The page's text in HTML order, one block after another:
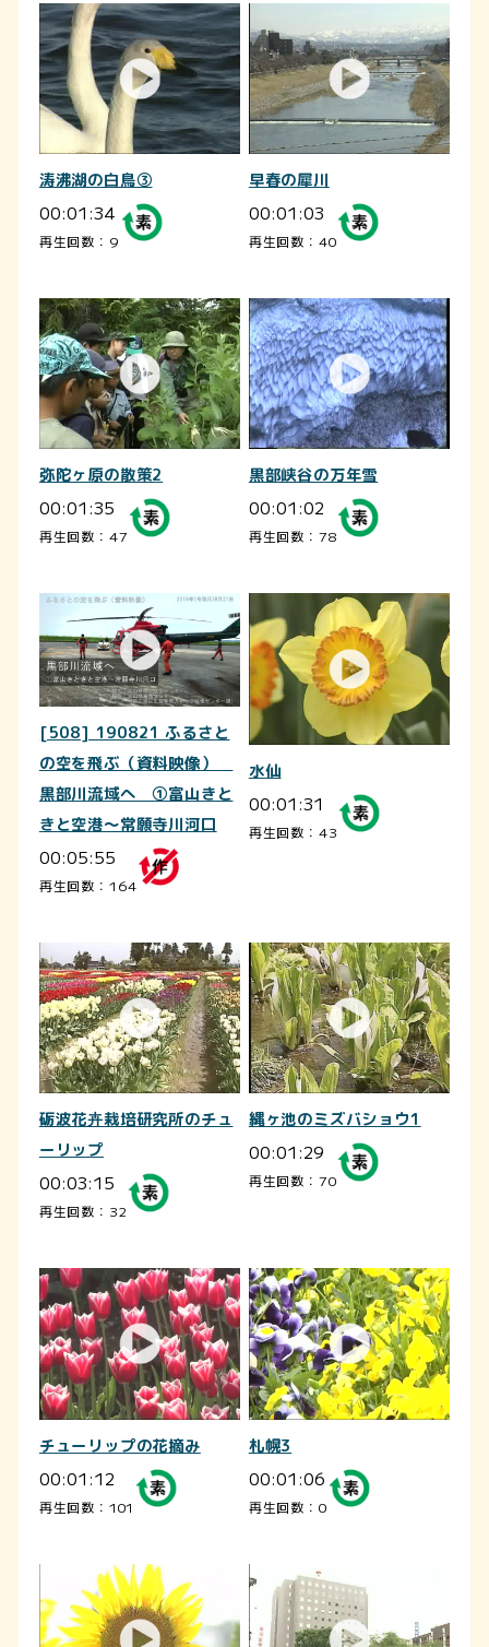
涛沸湖の白鳥③
00:01:34
再生回数：9
早春の犀川
00:01:03
再生回数：40
弥陀ヶ原の散策2
00:01:35
再生回数：47
黒部峡谷の万年雪
00:01:02
再生回数：78
[508] 190821 ふるさと
の空を飛ぶ（資料映像）
黒部川流域へ ①富山きと
きと空港～常願寺川河口
00:05:55
再生回数：164
水仙
00:01:31
再生回数：43
砺波花卉栽培研究所のチュ
ーリップ
00:03:15
再生回数：32
縄ヶ池のミズバショウ1
00:01:29
再生回数：70
チューリップの花摘み
00:01:12
再生回数：101
札幌3
00:01:06
再生回数：0